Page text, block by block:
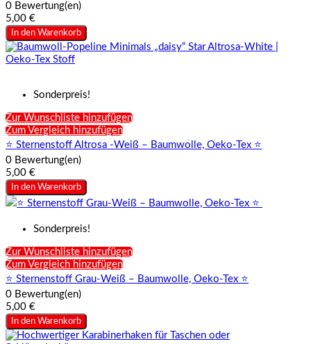
0 Bewertung(en)
5,00 €
In den Warenkorb
Sonderpreis!
Zur Wunschliste hinzufügen
Zum Vergleich hinzufügen
⭐ Sternenstoff Altrosa -Weiß – Baumwolle, Oeko-Tex ⭐
0 Bewertung(en)
5,00 €
In den Warenkorb
Sonderpreis!
Zur Wunschliste hinzufügen
Zum Vergleich hinzufügen
⭐ Sternenstoff Grau-Weiß – Baumwolle, Oeko-Tex ⭐
0 Bewertung(en)
5,00 €
In den Warenkorb